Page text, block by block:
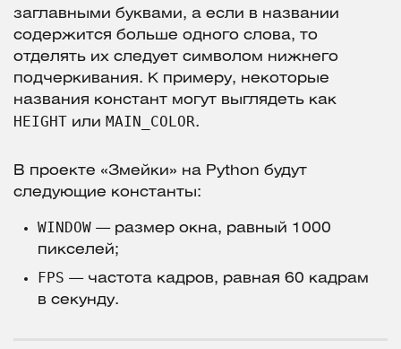
заглавными буквами, а если в названии
содержится больше одного слова, то
отделять их следует символом нижнего
подчеркивания. К примеру, некоторые
названия констант могут выглядеть как
HEIGHT или MAIN_COLOR.
В проекте «Змейки» на Python будут
следующие константы:
WINDOW — размер окна, равный 1000
пикселей;
FPS — частота кадров, равная 60 кадрам
в секунду.